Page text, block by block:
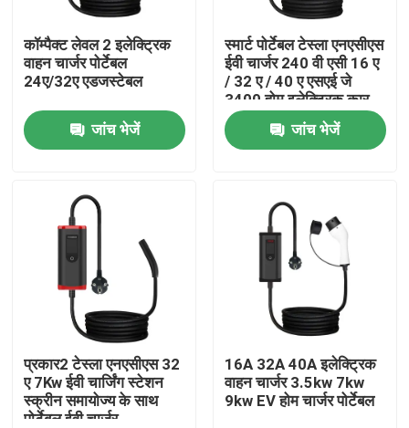
हमारे बारे में
ईवी चार्जर समाधान
कॉम्पैक्ट लेवल 2 इलेक्ट्रिक
वाहन चार्जर पोर्टेबल
24ए/32ए एडजस्टेबल
जांच भेजें
स्मार्ट पोर्टेबल टेस्ला एनएसीएस
ईवी चार्जर 240 वी एसी 16 ए
/ 32 ए / 40 ए एसएई जे
3400 होम इलेक्ट्रिक कार
चार्जर
जांच भेजें
प्रकार2 टेस्ला एनएसीएस 32
ए 7Kw ईवी चार्जिंग स्टेशन
स्क्रीन समायोज्य के साथ
पोर्टेबल ईवी चार्जर
16A 32A 40A इलेक्ट्रिक
वाहन चार्जर 3.5kw 7kw
9kw EV होम चार्जर पोर्टेबल